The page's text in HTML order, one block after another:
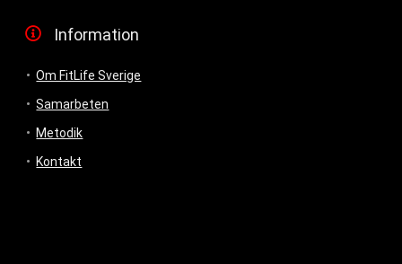
Information
Om FitLife Sverige
Samarbeten
Metodik
Kontakt